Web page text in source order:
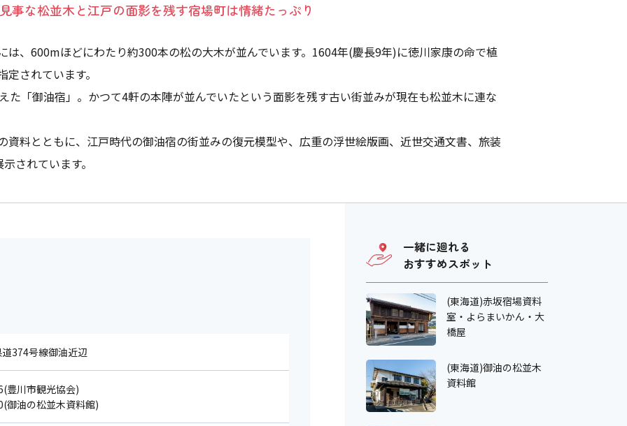
見事な松並木と江戸の面影を残す宿場町は情緒たっぷり
は、600mほどにわたり約300本の松の大木が並んでいます。1604年(慶長9年)に徳川家康の命で植
されています。
た「御油宿」。かつて4軒の本陣が並んでいたという面影を残す古い街並みが現在も松並木に連な
資料とともに、江戸時代の御油宿の街並みの復元模型や、広重の浮世絵版画、近世交通文書、旅装
されています。
374号線御油近辺
川市観光協会)
油の松並木資料館)
一緒に廻れる
おすすめスポット
(東海道)赤坂宿場資料
室・よらまいかん・大
橋屋
(東海道)御油の松並木
資料館